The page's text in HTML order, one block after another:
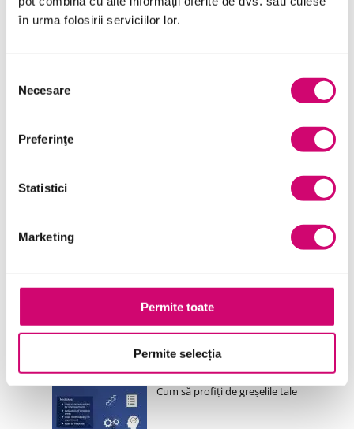
în urma folosirii serviciilor lor.
consimțământului
Necesare
Preferinţe
Statistici
Marketing
Permite toate
Permite selecția
Management și Leadership
Microsoft Office
Serviciul clienți
Vânzări și negocieri
Cursuri Similare
Cum să profiți de greșelile tale